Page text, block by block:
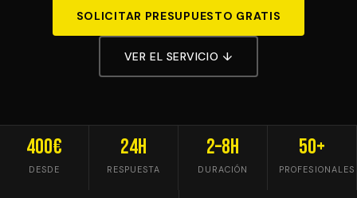
SOLICITAR PRESUPUESTO GRATIS
VER EL SERVICIO ↓
400€
DESDE
24h
RESPUESTA
2–8h
DURACIÓN
50+
PROFESIONALES